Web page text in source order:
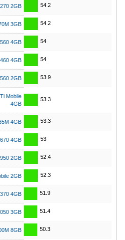
2GB 54.2
3GB 54.2
4GB 54
4GB 54
2GB 53.9
Mobile
4GB
53.3
4GB 53.3
4GB 53
2GB 52.4
2GB 52.3
4GB 51.9
3GB 51.4
8GB 50.3